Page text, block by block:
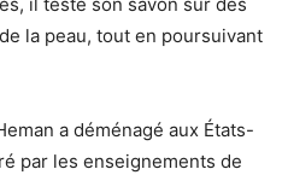
la peau, tout en poursuivant
a déménagé aux États-
par les enseignements de